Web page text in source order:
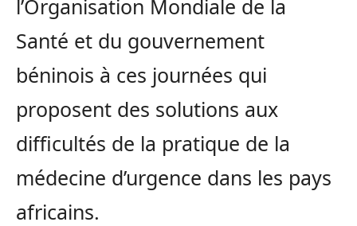
l’Organisation Mondiale de la
Santé et du gouvernement
béninois à ces journées qui
proposent des solutions aux
difficultés de la pratique de la
médecine d’urgence dans les pays
africains.